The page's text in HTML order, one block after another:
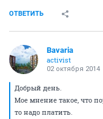
ОТВЕТИТЬ
Bavaria
activist
02 октября 2014
Добрый день.
Мое мнение такое, что
то надо платить.